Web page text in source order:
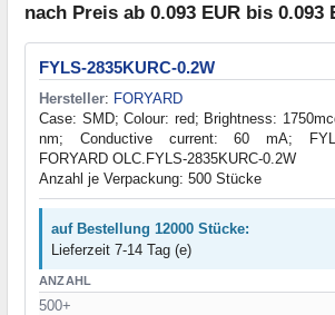
nach Preis ab 0.093 EUR bis 0.093
FYLS-2835KURC-0.2W
Hersteller: FORYARD
Case: SMD; Colour: red; Brightness:
nm; Conductive current: 60 mA; FYLS-
FORYARD OLC.FYLS-2835KURC-0.2W
Anzahl je Verpackung: 500 Stücke
auf Bestellung 12000 Stücke:
Lieferzeit 7-14 Tag (e)
ANZAHL
500+